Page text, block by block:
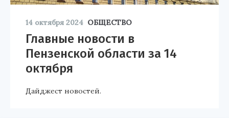
14 октября 2024 ОБЩЕСТВО
Главные новости в
Пензенской области за 14
октября
Дайджест новостей.